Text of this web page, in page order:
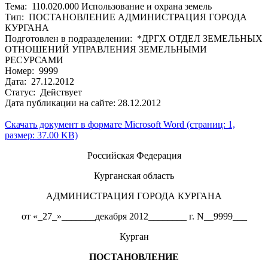
Тема: 110.020.000 Использование и охрана земель
Тип: ПОСТАНОВЛЕНИЕ АДМИНИСТРАЦИЯ ГОРОДА
КУРГАНА
Подготовлен в подразделении: *ДРГХ ОТДЕЛ ЗЕМЕЛЬНЫХ
ОТНОШЕНИЙ УПРАВЛЕНИЯ ЗЕМЕЛЬНЫМИ
РЕСУРСАМИ
Номер: 9999
Дата: 27.12.2012
Статус: Действует
Дата публикации на сайте: 28.12.2012
Скачать документ в формате Microsoft Word (страниц: 1,
размер: 37.00 KB)
Российская Федерация
Курганская область
АДМИНИСТРАЦИЯ ГОРОДА КУРГАНА
от «_27_»_______декабря 2012________ г. N__9999___
Курган
ПОСТАНОВЛЕНИЕ